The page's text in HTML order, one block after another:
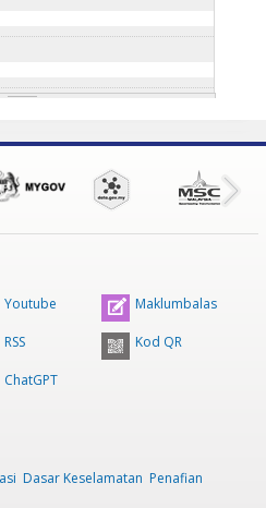
Youtube Maklumbalas
RSS Kod QR
ChatGPT
Dasar Keselamatan Penafian